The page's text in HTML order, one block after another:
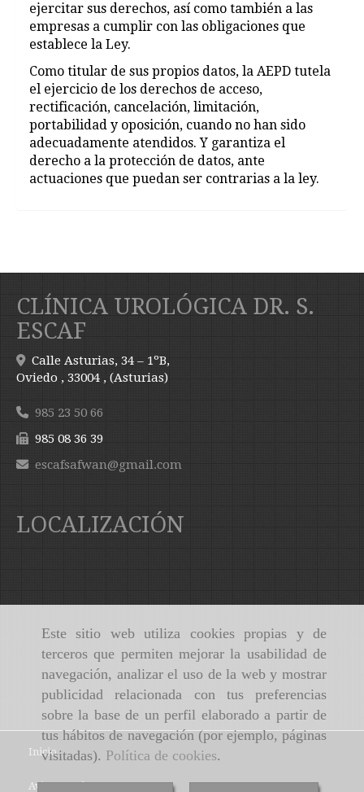
Este sitio web utiliza cookies propias y de
terceros que permiten mejorar la usabilidad de
navegación, analizar el uso de la web y mostrar
publicidad relacionada con tus preferencias
sobre la base de un perfil elaborado a partir de
tus hábitos de navegación (por ejemplo, páginas
visitadas). Política de cookies.
ejercitar sus derechos, así como también a las
empresas a cumplir con las obligaciones que
establece la Ley.
Como titular de sus propios datos, la AEPD tutela
el ejercicio de los derechos de acceso,
rectificación, cancelación, limitación,
portabilidad y oposición, cuando no han sido
adecuadamente atendidos. Y garantiza el
derecho a la protección de datos, ante
actuaciones que puedan ser contrarias a la ley.
CLÍNICA UROLÓGICA DR. S.
ESCAF
Calle Asturias, 34 – 1ºB,
Oviedo , 33004 , (Asturias)
985 23 50 66
985 08 36 39
escafsafwan
gmail.com
LOCALIZACIÓN
Inicio
Aviso Legal